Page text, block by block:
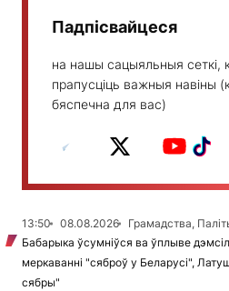
Падпісвайцеся
на нашы сацыяльныя сеткі,
прапусціць важныя навіны
бяспечна для вас)
13:50 08.08.2026
Грамадства,
Бабарыка ўсумніўся ва ўплыве
меркаванні "сяброў у Беларусі",
сябры"